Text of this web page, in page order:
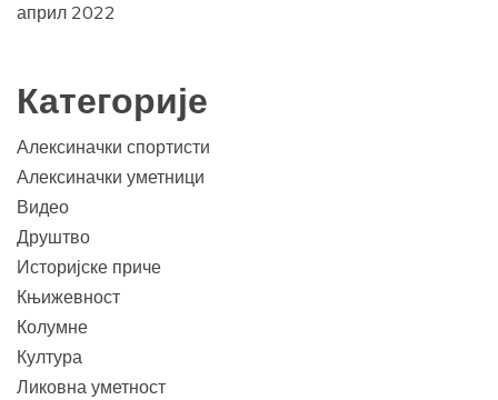
април 2022
Категорије
Алексиначки спортисти
Алексиначки уметници
Видео
Друштво
Историјске приче
Књижевност
Колумне
Култура
Ликовна уметност